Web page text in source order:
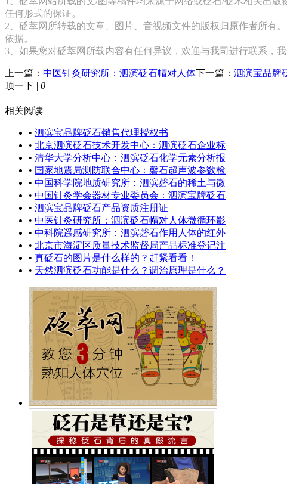
任何形式的保证。
2、砭萃网所转载的文章、图片、音视频文件的版权归原作者所有
依据。
3、如果您对砭萃网所载内容有任何异议，欢迎与我司进行联系，
上一篇： 中医针灸研究所：泗滨砭石帽对人体下一篇： 泗滨宝品牌
顶一下 | 0
相关阅读
• 泗滨宝品牌砭石销售代理授权书
• 北京泗滨砭石技术开发中心：泗滨砭石企业标
• 清华大学分析中心：泗滨砭石化学元素分析报
• 国家地震局测防联合中心：磬石超声波参数检
• 中国科学院地质研究所：泗滨磬石的稀土与微
• 中国针灸学会器材专业委员会：泗滨宝牌砭石
• 泗滨宝品牌砭石产品资质注册证
• 中医针灸研究所：泗滨砭石帽对人体微循环影
• 中科院遥感研究所：泗滨磬石作用人体的红外
• 北京市海淀区质量技术监督局产品标准登记注
• 真砭石的图片是什么样的？赶紧看看！
• 天然泗滨砭石功能是什么？调治原理是什么？